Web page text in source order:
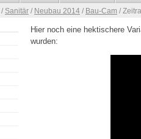
/ Sanitär / Neubau 2014 / Bau-Cam /
Hier noch eine hektischere
wurden: